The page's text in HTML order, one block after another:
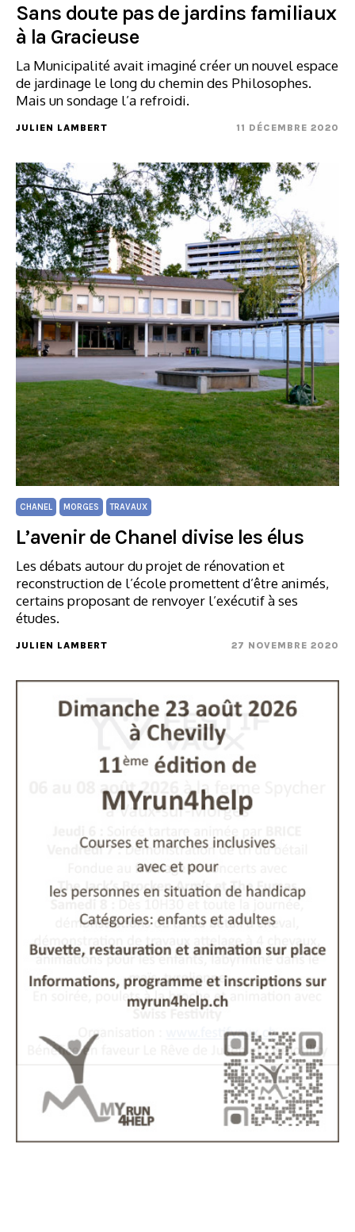
Sans doute pas de jardins familiaux
à la Gracieuse
La Municipalité avait imaginé créer un nouvel espace
de jardinage le long du chemin des Philosophes.
Mais un sondage l’a refroidi.
JULIEN LAMBERT 11 DÉCEMBRE 2020
CHANEL MORGES TRAVAUX
L’avenir de Chanel divise les élus
Les débats autour du projet de rénovation et
reconstruction de l’école promettent d’être animés,
certains proposant de renvoyer l’exécutif à ses
études.
JULIEN LAMBERT 27 NOVEMBRE 2020